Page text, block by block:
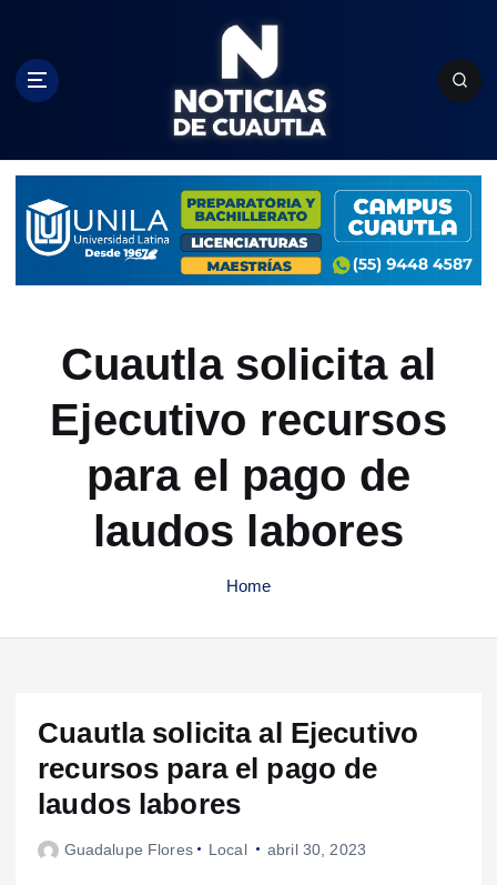
c
Cuautla solicita al
Ejecutivo recursos
para el pago de
laudos labores
Home
Cuautla solicita al Ejecutivo
recursos para el pago de
laudos labores
Guadalupe Flores Local abril 30, 2023